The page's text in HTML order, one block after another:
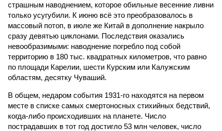
страшным наводнением, которое обильные весенние ливни
только усугубили. К июню всё это преобразовалось в
массовый потоп, в июле же Китай в дополнение накрыло
сразу девятью циклонами. Последствия оказались
невообразимыми: наводнение погребло под собой
территорию в 180 тыс. квадратных километров, что равно
по площади Карелии, шести Курским или Калужским
областям, десятку Чуваший.
В общем, недаром события 1931-го находятся на первом
месте в списке самых смертоносных стихийных бедствий,
когда-либо происходивших на планете. Число
пострадавших в тот год достигло 53 млн человек, число